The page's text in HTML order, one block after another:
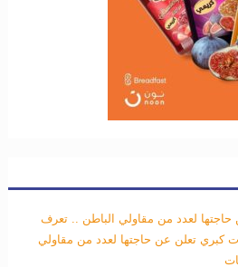
لعدد من مقاولي الباطن .. تعرف
كبري تعلن عن حاجتها لعدد من مقاولي